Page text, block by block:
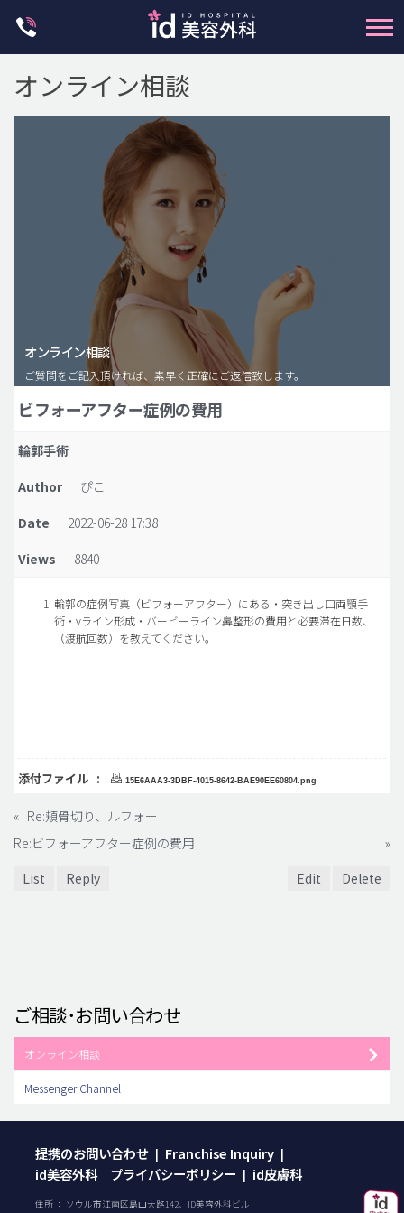
脂肪注入(アンチエイジング)
豊胸手術・バストアップ
プチ整形
idリアルストーリー
idニュース
病院紹介
オンライン相談
オンライン相談
ご質問をご記入頂ければ、素早く正確にご返信致します。
ビフォーアフター症例の費用
輪郭手術
Author
ぴこ
Date
2022-06-28 17:38
Views
8840
輪郭の症例写真（ビフォーアフター）にある・突き出し口両顎手
術・vライン形成・バービーライン鼻整形の費用と必要滞在日数、
（渡航回数）を教えてください。
添付ファイル : 15E6AAA3-3DBF-4015-8642-BAE90EE60804.png
« Re:頬骨切り、ルフォー
Re:ビフォーアフター症例の費用
»
List
Reply Edit Delete
ご相談･お問い合わせ
オンライン相談
Messenger Channel
提携のお問い合わせ | Franchise Inquiry |
id美容外科 プライバシーポリシー | id皮膚科
住所 ： ソウル市江南区島山大路142、ID美容外科ビル